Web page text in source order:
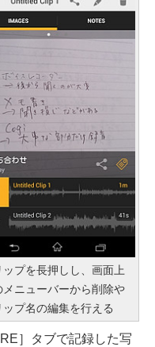
ップを長押しし、画面上
メニューバーから削除や
ップ名の編集を行える
］タブで記録した写